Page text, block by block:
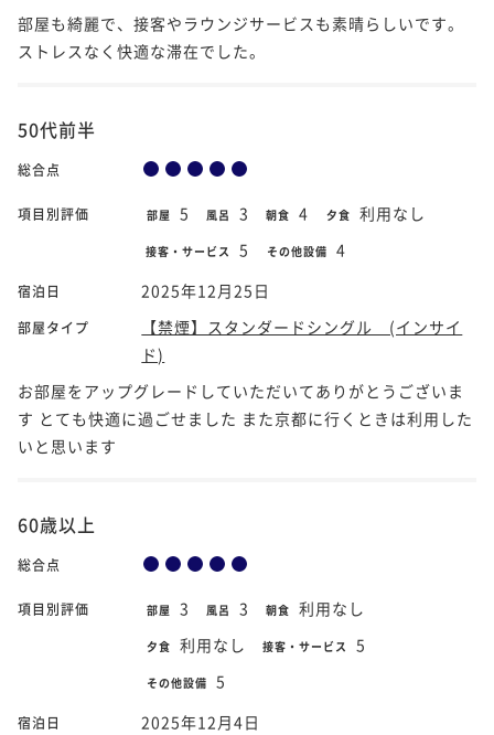
部屋も綺麗で、接客やラウンジサービスも素晴らしいです。
ストレスなく快適な滞在でした。
50代前半
総合点
項目別評価 部屋 5 風呂 3 朝食 4 夕食 利用なし
接客・サービス 5 その他設備 4
宿泊日 2025年12月25日
部屋タイプ
【禁煙】スタンダードシングル (インサイ
ド)
お部屋をアップグレードしていただいてありがとうございま
す とても快適に過ごせました また京都に行くときは利用した
いと思います
60歳以上
総合点
項目別評価 部屋 3 風呂 3 朝食 利用なし
夕食 利用なし 接客・サービス 5
その他設備 5
宿泊日 2025年12月4日